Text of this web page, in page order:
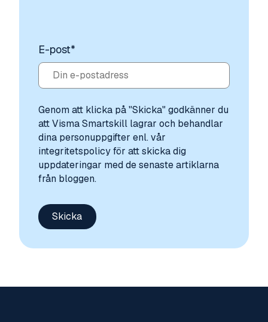
E-post*
Genom att klicka på "Skicka" godkänner du
att Visma Smartskill lagrar och behandlar
dina personuppgifter enl. vår
integritetspolicy för att skicka dig
uppdateringar med de senaste artiklarna
från bloggen.